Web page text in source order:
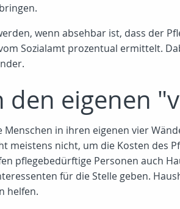
wenn absehbar ist, dass der
Sozialamt prozentual ermittelt.
eigenen
in ihren eigenen vier
meistens nicht, um die Kosten des
pflegebedürftige Personen auch
für die Stelle geben.
helfen.